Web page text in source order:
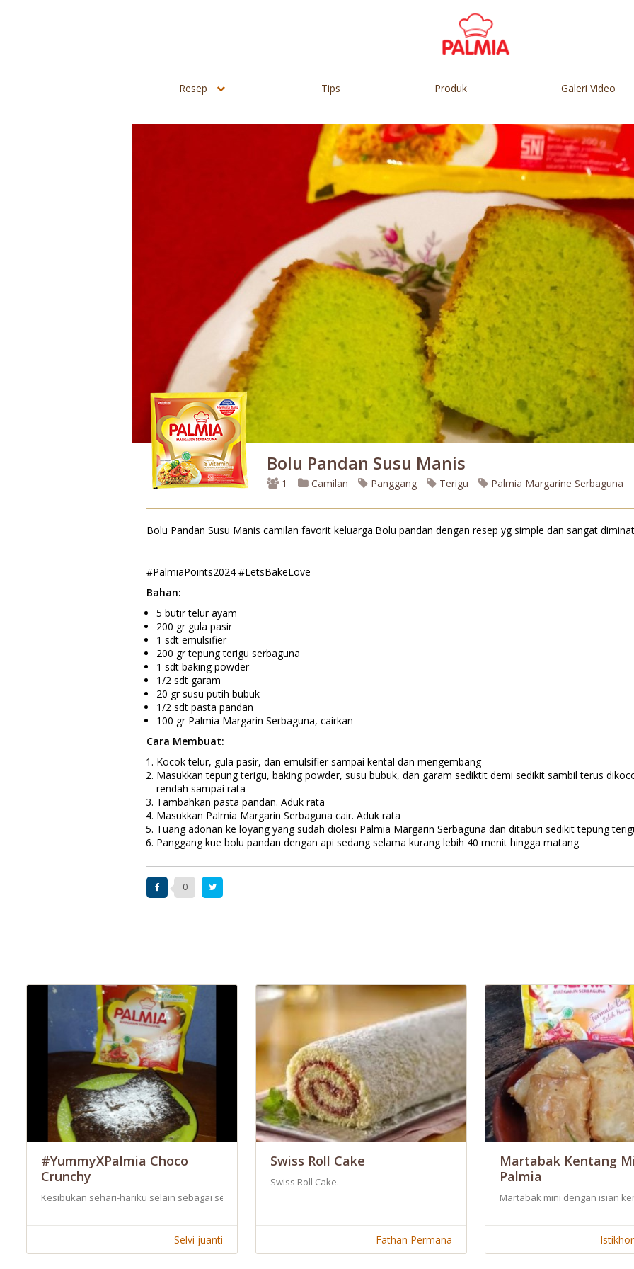
Resep Tips Produk Galeri Video
Bolu Pandan Susu Manis
1 Camilan Panggang Terigu Palmia Margarine Serbaguna
Bolu Pandan Susu Manis camilan favorit keluarga.Bolu pandan dengan resep yg simple dan sangat
#PalmiaPoints2024 #LetsBakeLove
Bahan:
5 butir telur ayam
200 gr gula pasir
1 sdt emulsifier
200 gr tepung terigu serbaguna
1 sdt baking powder
1/2 sdt garam
20 gr susu putih bubuk
1/2 sdt pasta pandan
100 gr Palmia Margarin Serbaguna, cairkan
Cara Membuat:
Kocok telur, gula pasir, dan emulsifier sampai kental dan mengembang
Masukkan tepung terigu, baking powder, susu bubuk, dan garam sediktit demi sedikit sambil terus
rendah sampai rata
Tambahkan pasta pandan. Aduk rata
Masukkan Palmia Margarin Serbaguna cair. Aduk rata
Tuang adonan ke loyang yang sudah diolesi Palmia Margarin Serbaguna dan ditaburi sedikit tepung
Panggang kue bolu pandan dengan api sedang selama kurang lebih 40 menit hingga matang
0
#YummyXPalmia Choco
Crunchy
Kesibukan sehari-hariku selain sebagai seorang ibu, juga sekaligus berperan sebagai ayah, karena memang aku ini seorang single
Selvi juanti
Swiss Roll Cake
Swiss Roll Cake.
Fathan Permana
Martabak Kentang
Palmia
Martabak mini dengan isian